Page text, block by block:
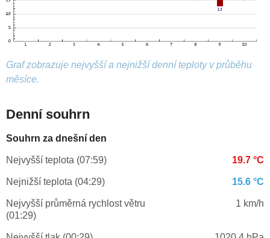
Graf zobrazuje nejvyšší a nejnižší denní teploty v průběhu
měsíce.
Denní souhrn
Souhrn za dnešní den
Nejvyšší teplota (07:59) 19.7 °C
Nejnižší teplota (04:29) 15.6 °C
Nejvyšší průměrná rychlost větru
(01:29)
1 km/h